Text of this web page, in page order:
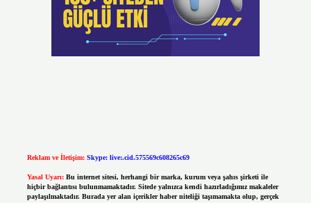
Reklam ve İletişim: Skype: live:.cid.575569c608265c69
Yasal Uyarı: Bu internet sitesi, herhangi bir marka, kurum veya şahıs şirketi ile
hiçbir bağlantısı bulunmamaktadır. Sitede yalnızca kendi hazırladığımız makaleler
paylaşılmaktadır. Burada yer alan içerikler haber niteliği taşımamakta olup, gerçek